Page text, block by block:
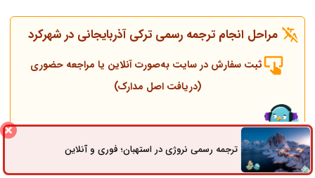
مراحل انجام ترجمه رسمی ترکی آذربایجانی در شهرکرد
ثبت سفارش در سایت به‌صورت آنلاین یا مراجعه حضوری
(دریافت اصل مدارک)
تماس همکاران و مشاوره قبل از انجام ترجمه
انجام ترجمه، مهر و پلمپ توسط مترجم رسمی
ترجمه رسمی نروژی در استهبان؛ فوری و آنلاینثبت سفارش راه های ارتباطی